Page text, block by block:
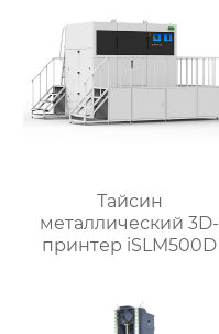
Тайсин
металлический 3D-
принтер iSLM500D